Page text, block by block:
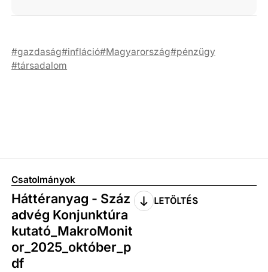
gazdaság infláció Magyarország pénzügy
társadalom
Csatolmányok
Háttéranyag - Száz
advég Konjunktúra
kutató_MakroMonit
or_2025_október_p
df
LETÖLTÉS